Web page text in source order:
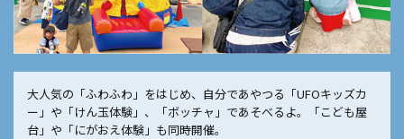
大人気の「ふわふわ」をはじめ、自分であやつる「UFOキッズカ
ー」や「けん玉体験」、「ボッチャ」であそべるよ。「こども屋
台」や「にがおえ体験」も同時開催。